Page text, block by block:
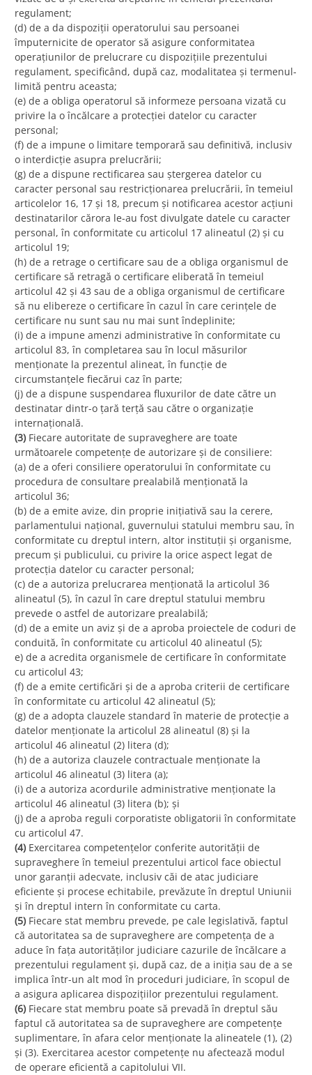
regulament;
(d) de a da dispoziții operatorului sau persoanei
împuternicite de operator să asigure conformitatea
operațiunilor de prelucrare cu dispozițiile prezentului
regulament, specificând, după caz, modalitatea și termenul-
limită pentru aceasta;
(e) de a obliga operatorul să informeze persoana vizată cu
privire la o încălcare a protecției datelor cu caracter
personal;
(f) de a impune o limitare temporară sau definitivă, inclusiv
o interdicție asupra prelucrării;
(g) de a dispune rectificarea sau ștergerea datelor cu
caracter personal sau restricționarea prelucrării, în temeiul
articolelor 16, 17 și 18, precum și notificarea acestor acțiuni
destinatarilor cărora le-au fost divulgate datele cu caracter
personal, în conformitate cu articolul 17 alineatul (2) și cu
articolul 19;
(h) de a retrage o certificare sau de a obliga organismul de
certificare să retragă o certificare eliberată în temeiul
articolul 42 și 43 sau de a obliga organismul de certificare
să nu elibereze o certificare în cazul în care cerințele de
certificare nu sunt sau nu mai sunt îndeplinite;
(i) de a impune amenzi administrative în conformitate cu
articolul 83, în completarea sau în locul măsurilor
menționate la prezentul alineat, în funcție de
circumstanțele fiecărui caz în parte;
(j) de a dispune suspendarea fluxurilor de date către un
destinatar dintr-o țară terță sau către o organizație
internațională.
(3) Fiecare autoritate de supraveghere are toate
următoarele competențe de autorizare și de consiliere:
(a) de a oferi consiliere operatorului în conformitate cu
procedura de consultare prealabilă menționată la
articolul 36;
(b) de a emite avize, din proprie inițiativă sau la cerere,
parlamentului național, guvernului statului membru sau, în
conformitate cu dreptul intern, altor instituții și organisme,
precum și publicului, cu privire la orice aspect legat de
protecția datelor cu caracter personal;
(c) de a autoriza prelucrarea menționată la articolul 36
alineatul (5), în cazul în care dreptul statului membru
prevede o astfel de autorizare prealabilă;
(d) de a emite un aviz și de a aproba proiectele de coduri de
conduită, în conformitate cu articolul 40 alineatul (5);
e) de a acredita organismele de certificare în conformitate
cu articolul 43;
(f) de a emite certificări și de a aproba criterii de certificare
în conformitate cu articolul 42 alineatul (5);
(g) de a adopta clauzele standard în materie de protecție a
datelor menționate la articolul 28 alineatul (8) și la
articolul 46 alineatul (2) litera (d);
(h) de a autoriza clauzele contractuale menționate la
articolul 46 alineatul (3) litera (a);
(i) de a autoriza acordurile administrative menționate la
articolul 46 alineatul (3) litera (b); și
(j) de a aproba reguli corporatiste obligatorii în conformitate
cu articolul 47.
(4) Exercitarea competențelor conferite autorității de
supraveghere în temeiul prezentului articol face obiectul
unor garanții adecvate, inclusiv căi de atac judiciare
eficiente și procese echitabile, prevăzute în dreptul Uniunii
și în dreptul intern în conformitate cu carta.
(5) Fiecare stat membru prevede, pe cale legislativă, faptul
că autoritatea sa de supraveghere are competența de a
aduce în fața autorităților judiciare cazurile de încălcare a
prezentului regulament și, după caz, de a iniția sau de a se
implica într-un alt mod în proceduri judiciare, în scopul de
a asigura aplicarea dispozițiilor prezentului regulament.
(6) Fiecare stat membru poate să prevadă în dreptul său
faptul că autoritatea sa de supraveghere are competențe
suplimentare, în afara celor menționate la alineatele (1), (2)
și (3). Exercitarea acestor competențe nu afectează modul
de operare eficientă a capitolului VII.